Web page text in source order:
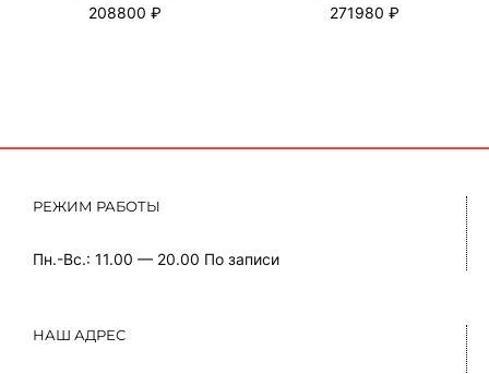
208800 ₽
271980 ₽
РЕЖИМ РАБОТЫ
Пн.-Вс.: 11.00 — 20.00 По записи
НАШ АДРЕС